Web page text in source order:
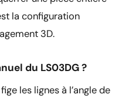
la configuration
3D.
du LS03DG ?
les lignes à l’angle de